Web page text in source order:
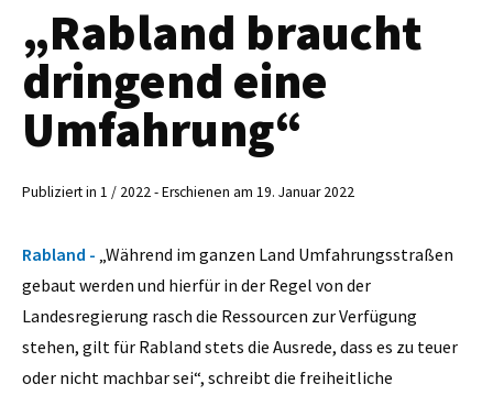
„Rabland braucht
dringend eine
Umfahrung“
Publiziert in 1 / 2022 - Erschienen am 19. Januar 2022
Rabland - „Während im ganzen Land Umfahrungsstraßen
gebaut werden und hierfür in der Regel von der
Landesregierung rasch die Ressourcen zur Verfügung
stehen, gilt für Rabland stets die Ausrede, dass es zu teuer
oder nicht machbar sei“, schreibt die freiheitliche